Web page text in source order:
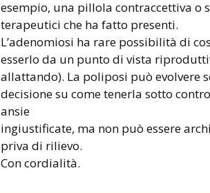
esempio, una pillola contraccettiva o
terapeutici che ha fatto presenti.
L’adenomiosi ha rare possibilità di
esserlo da un punto di vista
allattando). La poliposi può evolvere
decisione su come tenerla sotto
ansie
ingiustificate, ma non può essere
priva di rilievo.
Con cordialità.